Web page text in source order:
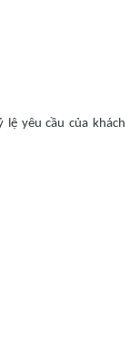
yêu cầu của khách